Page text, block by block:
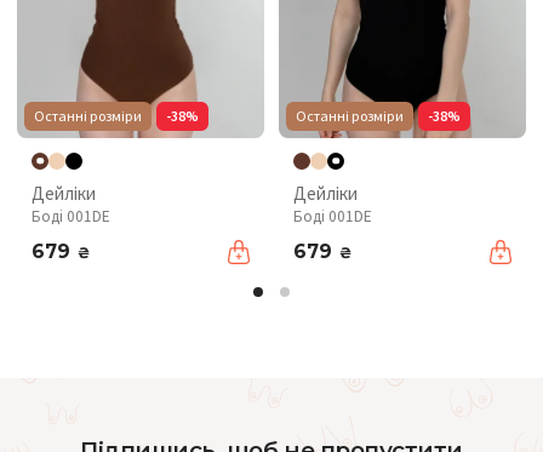
Останні розміри -38%
Дейліки
Боді 001DE
679 ₴
Останні розміри -38%
Дейліки
Боді 001DE
679 ₴